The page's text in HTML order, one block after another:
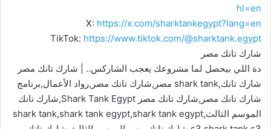
hl=en
X: https://x.com/sharktankegypt?lang=en
TikTok: https://www.tiktok.com/@sharktank.egypt
شارك تانك مصر
دة اللي بيحصل لما مشروعك يعجب الشاركس.. | شارك تانك مصر
شارك تانك,shark tank مصر,شارك تانك مصر,رواد الأعمال,برنامج
شارك تانك مصر,شارك تانك مصر Shark Tank Egypt,شارك تانك
الموسم الثالث,shark tank,shark tank egypt,shark tank egypt